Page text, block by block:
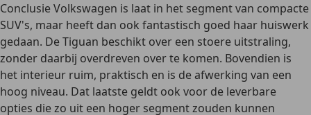
Conclusie Volkswagen is laat in het segment van compacte
SUV's, maar heeft dan ook fantastisch goed haar huiswerk
gedaan. De Tiguan beschikt over een stoere uitstraling,
zonder daarbij overdreven over te komen. Bovendien is
het interieur ruim, praktisch en is de afwerking van een
hoog niveau. Dat laatste geldt ook voor de leverbare
opties die zo uit een hoger segment zouden kunnen